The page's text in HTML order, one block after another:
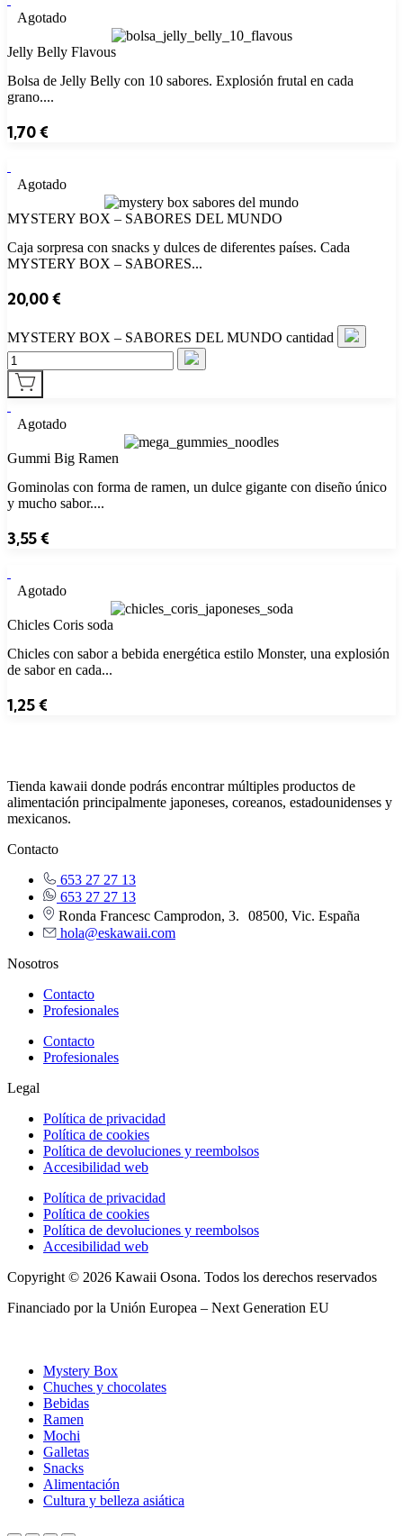
Agotado
Jelly Belly Flavous
Bolsa de Jelly Belly con 10 sabores. Explosión frutal en cada
grano....
1,70€
Agotado
MYSTERY BOX – SABORES DEL MUNDO
Caja sorpresa con snacks y dulces de diferentes países. Cada
MYSTERY BOX – SABORES...
20,00€
MYSTERY BOX – SABORES DEL MUNDO cantidad
Agotado
Gummi Big Ramen
Gominolas con forma de ramen, un dulce gigante con diseño único
y mucho sabor....
3,55€
Agotado
Chicles Coris soda
Chicles con sabor a bebida energética estilo Monster, una explosión
de sabor en cada...
1,25€
Tienda kawaii donde podrás encontrar múltiples productos de
alimentación principalmente japoneses, coreanos, estadounidenses y
mexicanos.
Contacto
653 27 27 13
653 27 27 13
Ronda Francesc Camprodon, 3. 08500, Vic. España
hola@eskawaii.com
Nosotros
Contacto
Profesionales
Contacto
Profesionales
Legal
Política de privacidad
Política de cookies
Política de devoluciones y reembolsos
Accesibilidad web
Política de privacidad
Política de cookies
Política de devoluciones y reembolsos
Accesibilidad web
Copyright © 2026 Kawaii Osona. Todos los derechos reservados
Financiado por la Unión Europea – Next Generation EU
Mystery Box
Chuches y chocolates
Bebidas
Ramen
Mochi
Galletas
Snacks
Alimentación
Cultura y belleza asiática